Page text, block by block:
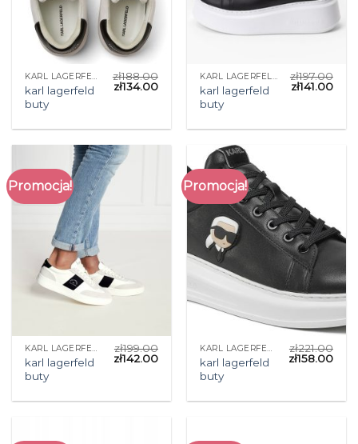
KARL LAGERFELD BUTY
karl lagerfeld
buty
zł188.00
zł134.00
KARL LAGERFELD BUTY
karl lagerfeld
buty
zł197.00
zł141.00
Promocja!
KARL LAGERFELD BUTY
karl lagerfeld
buty
zł199.00
zł142.00
Promocja!
KARL LAGERFELD BUTY
karl lagerfeld
buty
zł221.00
zł158.00